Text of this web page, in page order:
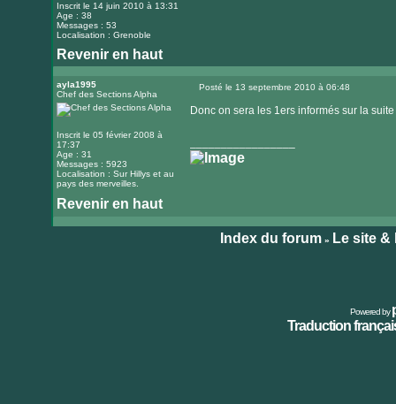
Inscrit le 14 juin 2010 à 13:31
Age : 38
Messages : 53
Localisation : Grenoble
Revenir en haut
Visiter
le
internet
ayla1995
Chef des Sections Alpha
Inscrit le 05 février 2008 à
17:37
Age : 31
Messages : 5923
Localisation : Sur Hillys et au
pays des merveilles.
Posté le 13 septembre 2010 à 06:48
Donc on sera les 1ers informés sur la
Revenir en haut
le
Index du forum» Le site &
Powered by
Traduction